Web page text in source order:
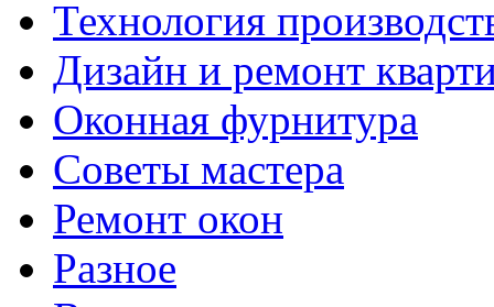
Технология
Дизайн и ремонт
Оконная фурнитура
Советы мастера
Ремонт окон
Разное